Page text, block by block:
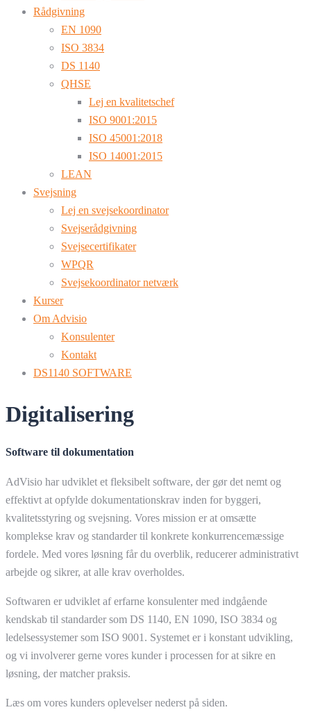
Rådgivning
EN 1090
ISO 3834
DS 1140
QHSE
Lej en kvalitetschef
ISO 9001:2015
ISO 45001:2018
ISO 14001:2015
LEAN
Svejsning
Lej en svejsekoordinator
Svejserådgivning
Svejsecertifikater
WPQR
Svejsekoordinator netværk
Kurser
Om Advisio
Konsulenter
Kontakt
DS1140 SOFTWARE
Digitalisering
Software til dokumentation
AdVisio har udviklet et fleksibelt software, der gør det nemt og
effektivt at opfylde dokumentationskrav inden for byggeri,
kvalitetsstyring og svejsning. Vores mission er at omsætte
komplekse krav og standarder til konkrete konkurrencemæssige
fordele. Med vores løsning får du overblik, reducerer administrativt
arbejde og sikrer, at alle krav overholdes.
Softwaren er udviklet af erfarne konsulenter med indgående
kendskab til standarder som DS 1140, EN 1090, ISO 3834 og
ledelsessystemer som ISO 9001. Systemet er i konstant udvikling,
og vi involverer gerne vores kunder i processen for at sikre en
løsning, der matcher praksis.
Læs om vores kunders oplevelser nederst på siden.